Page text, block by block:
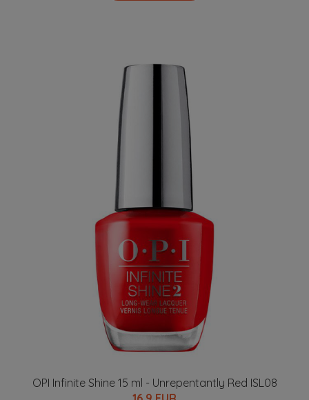
OPI Infinite Shine 15 ml - Unrepentantly Red ISL08